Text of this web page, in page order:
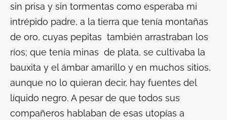
sin prisa y sin tormentas como esperaba mi
intrépido padre, a la tierra que tenía montañas
de oro, cuyas pepitas también arrastraban los
ríos; que tenía minas de plata, se cultivaba la
bauxita y el ámbar amarillo y en muchos sitios,
aunque no lo quieran decir, hay fuentes del
líquido negro. A pesar de que todos sus
compañeros hablaban de esas utopías a